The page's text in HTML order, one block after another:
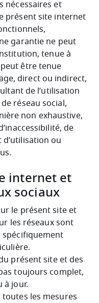
nécessaires et
présent site internet
garantie ne peut
tenue à
être tenue
direct ou indirect,
de l’utilisation
réseau social,
non exhaustive,
de
ou
internet et
sociaux
le présent site et
les réseaux sont
spécifiquement
présent site et des
toujours complet,
à jour.
toutes les mesures